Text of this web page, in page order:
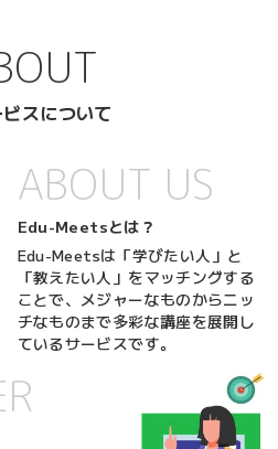
スについて
ABOUT US
Edu-Meetsとは？
Edu-Meetsは「学びたい人」と
「教えたい人」をマッチングする
ことで、メジャーなものからニッ
チなものまで多彩な講座を展開し
ているサービスです。